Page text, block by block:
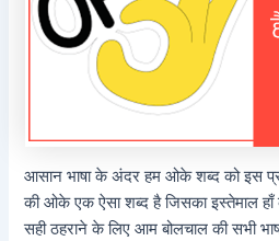
आसान भाषा के अंदर हम ओके शब्द को इस
की ओके एक ऐसा शब्द है जिसका इस्तेमाल
सही ठहराने के लिए आम बोलचाल की सभी